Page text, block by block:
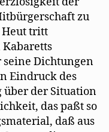
zu
Heut tritt
seine Dichtungen
Eindruck des
über der Situation
das paßt so
daß aus